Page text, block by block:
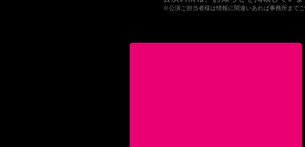
※公演ご担当者様は情報に間違いあれば事務所までご